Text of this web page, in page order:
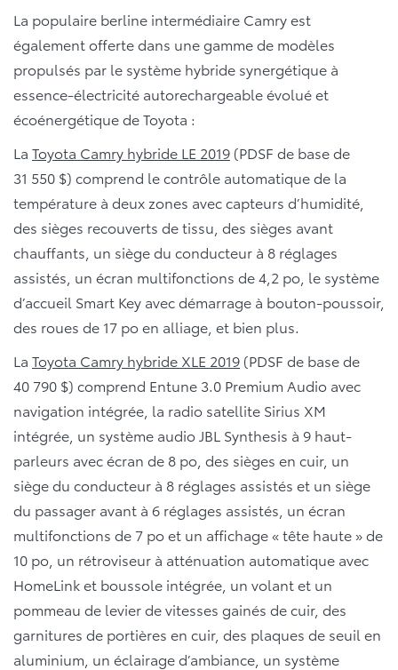
La populaire berline intermédiaire Camry est
également offerte dans une gamme de modèles
propulsés par le système hybride synergétique à
essence-électricité autorechargeable évolué et
écoénergétique de Toyota :
La Toyota Camry hybride LE 2019 (PDSF de base de
31 550 $) comprend le contrôle automatique de la
température à deux zones avec capteurs d’humidité,
des sièges recouverts de tissu, des sièges avant
chauffants, un siège du conducteur à 8 réglages
assistés, un écran multifonctions de 4,2 po, le système
d’accueil Smart Key avec démarrage à bouton-poussoir,
des roues de 17 po en alliage, et bien plus.
La Toyota Camry hybride XLE 2019 (PDSF de base de
40 790 $) comprend Entune 3.0 Premium Audio avec
navigation intégrée, la radio satellite Sirius XM
intégrée, un système audio JBL Synthesis à 9 haut-
parleurs avec écran de 8 po, des sièges en cuir, un
siège du conducteur à 8 réglages assistés et un siège
du passager avant à 6 réglages assistés, un écran
multifonctions de 7 po et un affichage « tête haute » de
10 po, un rétroviseur à atténuation automatique avec
HomeLink et boussole intégrée, un volant et un
pommeau de levier de vitesses gainés de cuir, des
garnitures de portières en cuir, des plaques de seuil en
aluminium, un éclairage d’ambiance, un système